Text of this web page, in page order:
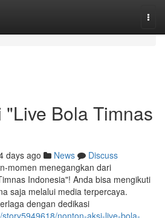
Bola Timnas
days ago News
Discuss
momen menegangkan dari
Indonesia"! Anda bisa mengikuti
saja melalui media terpercaya.
dengan dedikasi
nonton-aksi-live-bola-